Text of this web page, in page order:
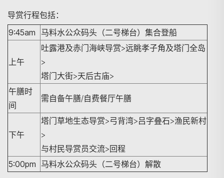
导赏行程包括：
9:45am
马料水公众码头（二号梯台）集合登船
上午
吐露港及赤门海峡导赏>远眺孝子角及塔门全岛
>
塔门大街>天后古庙>
午膳时
间
需自备午膳/自费餐厅午膳
下午
塔门草地生态导赏>弓背湾>吕字叠石>渔民新村
>
与村民导赏员交流>回程
5:00pm 马料水公众码头（二号梯台）解散